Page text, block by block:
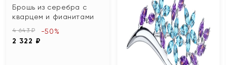
Брошь из серебра с
кварцем и фианитами
4 643 ₽
2 322 ₽
-50%